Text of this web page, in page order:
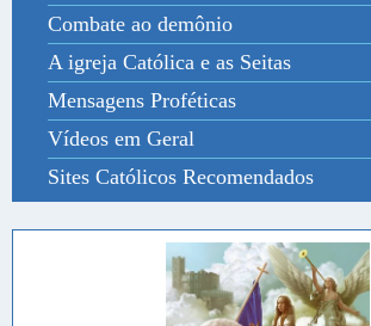
Combate ao demônio
A igreja Católica e as Seitas
Mensagens Proféticas
Vídeos em Geral
Sites Católicos Recomendados